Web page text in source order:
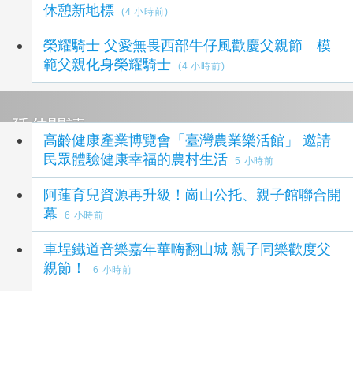
休憩新地標
(4 小時前)
榮耀騎士 父愛無畏西部牛仔風歡慶父親節 模
範父親化身榮耀騎士
(4 小時前)
延伸閱讀
高齡健康產業博覽會「臺灣農業樂活館」 邀請
民眾體驗健康幸福的農村生活
5 小時前
阿蓮育兒資源再升級！崗山公托、親子館聯合開
幕
6 小時前
車埕鐵道音樂嘉年華嗨翻山城 親子同樂歡度父
親節！
6 小時前